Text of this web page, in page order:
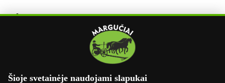
Šioje svetainėje naudojami slapukai
Akėčios pievų priežiūrai "Agro-Masz"